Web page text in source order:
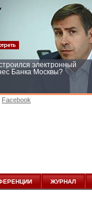
электронный
Банка Москвы?
Facebook
ЖУРНАЛ